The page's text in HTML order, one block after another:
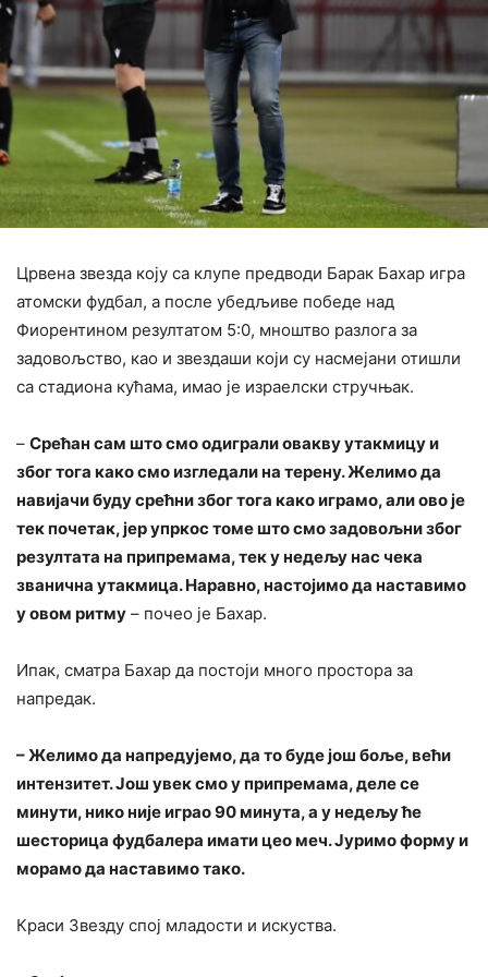
Црвена звезда коју са клупе предводи Барак Бахар игра
атомски фудбал, а после убедљиве победе над
Фиорентином резултатом 5:0, мноштво разлога за
задовољство, као и звездаши који су насмејани отишли
са стадиона кућама, имао је израелски стручњак.
– Срећан сам што смо одиграли овакву утакмицу и
због тога како смо изгледали на терену. Желимо да
навијачи буду срећни због тога како играмо, али ово је
тек почетак, јер упркос томе што смо задовољни због
резултата на припремама, тек у недељу нас чека
званична утакмица. Наравно, настојимо да наставимо
у овом ритму – почео је Бахар.
Ипак, сматра Бахар да постоји много простора за
напредак.
– Желимо да напредујемо, да то буде још боље, већи
интензитет. Још увек смо у припремама, деле се
минути, нико није играо 90 минута, а у недељу ће
шесторица фудбалера имати цео меч. Јуримо форму и
морамо да наставимо тако.
Краси Звезду спој младости и искуства.